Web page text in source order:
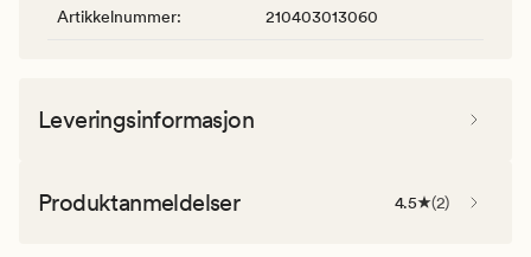
Artikkelnummer: 210403013060
Leveringsinformasjon
Produktanmeldelser 4.5 (2)